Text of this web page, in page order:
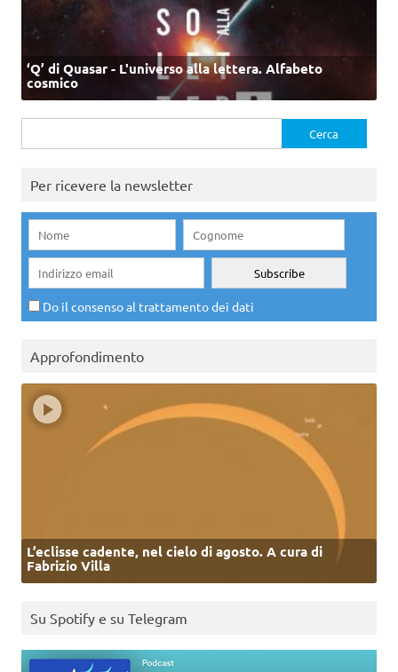
‘Q’ di Quasar - L'universo alla lettera. Alfabeto
cosmico
per:
Per ricevere la newsletter
Do il consenso al trattamento dei dati
Approfondimento
L’eclisse cadente, nel cielo di agosto. A cura di
Fabrizio Villa
Su Spotify e su Telegram